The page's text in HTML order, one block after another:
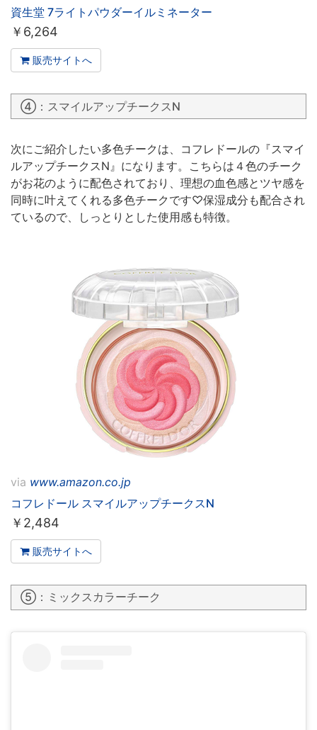
資生堂 7ライトパウダーイルミネーター
￥ 6,264
販売サイトへ
④：スマイルアップチークスN
次にご紹介したい多色チークは、コフレドールの『スマイ
ルアップチークスN』になります。こちらは４色のチーク
がお花のように配色されており、理想の血色感とツヤ感を
同時に叶えてくれる多色チークです♡保湿成分も配合され
ているので、しっとりとした使用感も特徴。
via www.amazon.co.jp
コフレドール スマイルアップチークスN
￥ 2,484
販売サイトへ
⑤：ミックスカラーチーク